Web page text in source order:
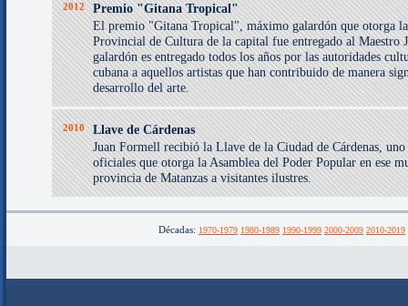
2012
Premio "Gitana Tropical"
El premio "Gitana Tropical", máximo galardón que otorga
Provincial de Cultura de la capital fue entregado al Maestro
galardón es entregado todos los años por las autoridades
cubana a aquellos artistas que han contribuido de manera
desarrollo del arte.
2010
Llave de Cárdenas
Juan Formell recibió la Llave de la Ciudad de Cárdenas,
oficiales que otorga la Asamblea del Poder Popular en ese
provincia de Matanzas a visitantes ilustres.
Décadas: 1970-1979 1980-1989 1990-1999 2000-2009 2010-2019